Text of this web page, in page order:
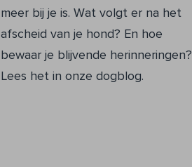
meer bij je is. Wat volgt er na het
afscheid van je hond? En hoe
bewaar je blijvende herinneringen?
Lees het in onze dogblog.